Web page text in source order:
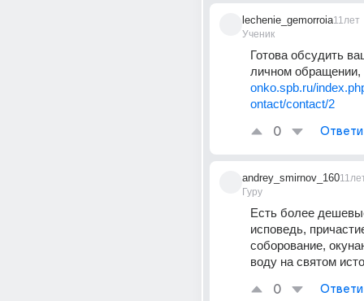
lechenie_gemorroia
Ученик
11лет
Готова обсудить
личном
onko.spb.ru/
ontact/contact/2
0
andrey_smirnov_160
Гуру
Есть более
исповедь,
соборование,
воду на святом
0